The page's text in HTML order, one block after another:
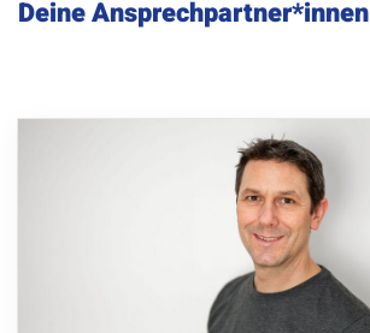
Deine Ansprechpartner*innen